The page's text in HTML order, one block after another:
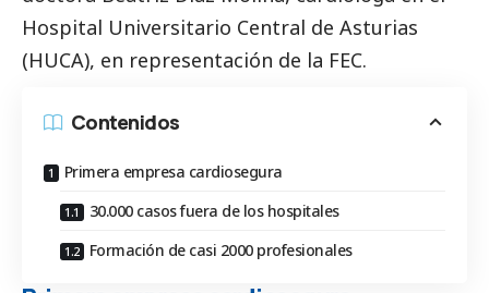
Hospital Universitario Central de Asturias
(HUCA), en representación de la FEC.
Contenidos
Primera empresa cardiosegura
30.000 casos fuera de los hospitales
Formación de casi 2000 profesionales